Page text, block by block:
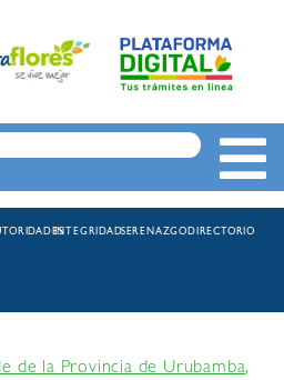
INTEGRIDADSERENAZGODIRECTORIO
de la Provincia de Urubamba,